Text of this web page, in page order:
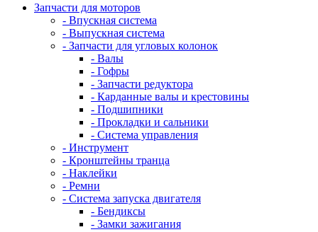
Запчасти для моторов
- Впускная система
- Выпускная система
- Запчасти для угловых колонок
- Валы
- Гофры
- Запчасти редуктора
- Карданные валы и крестовины
- Подшипники
- Прокладки и сальники
- Система управления
- Инструмент
- Кронштейны транца
- Наклейки
- Ремни
- Система запуска двигателя
- Бендиксы
- Замки зажигания